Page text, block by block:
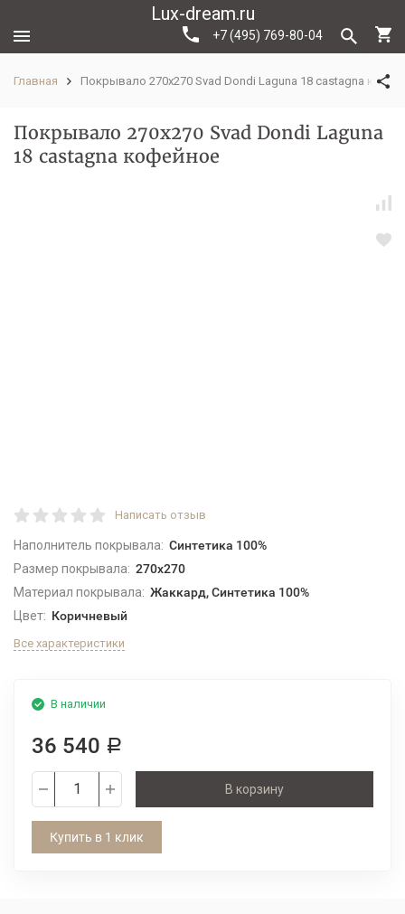
Lux-dream.ru
+7 (495) 769-80-04
Главная Покрывало 270х270 Svad Dondi Laguna 18 castagna
Покрывало 270х270 Svad Dondi Laguna
18 castagna кофейное
Написать отзыв
Наполнитель покрывала: Синтетика 100%
Размер покрывала: 270x270
Материал покрывала: Жаккард, Синтетика 100%
Цвет: Коричневый
Все характеристики
В наличии
36 540 Р
В корзину
Купить в 1 клик